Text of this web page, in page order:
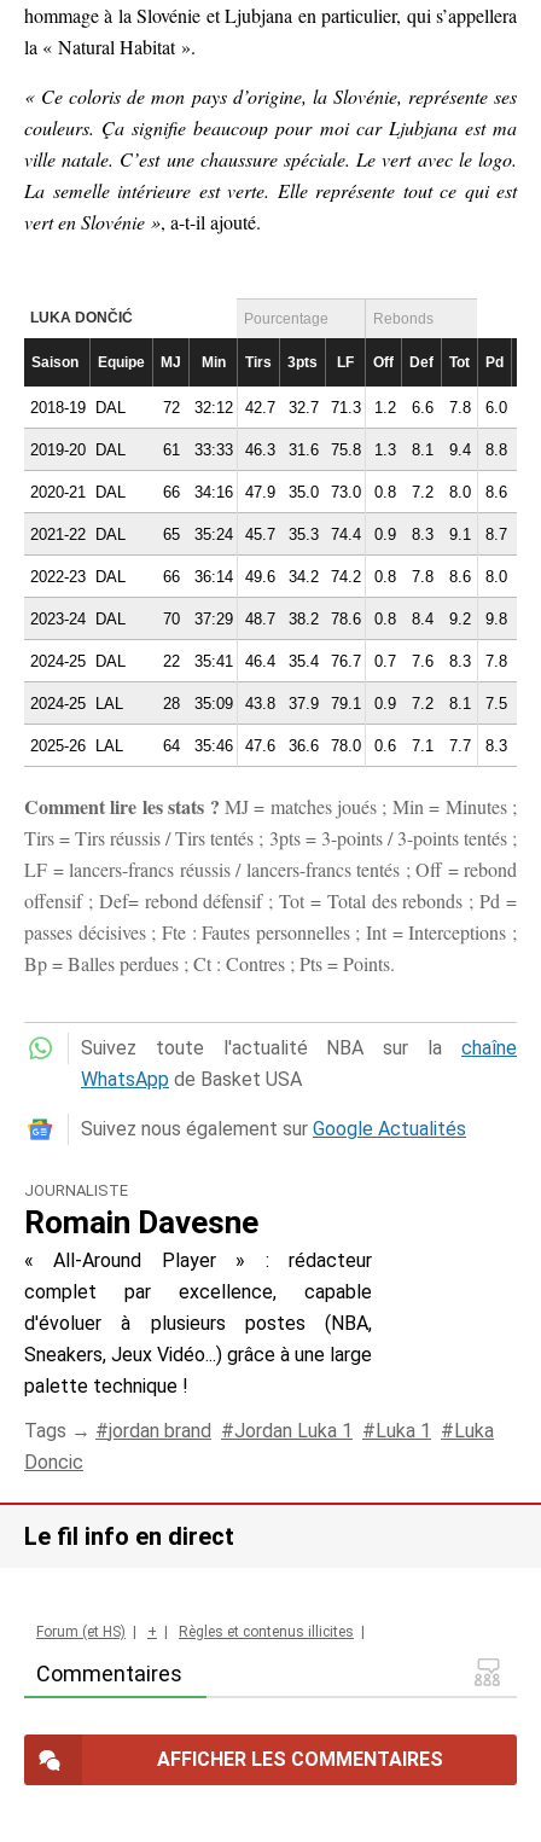
hommage à la Slovénie et Ljubjana en particulier, qui s’appellera
la « Natural Habitat ».
« Ce coloris de mon pays d’origine, la Slovénie, représente ses
couleurs. Ça signifie beaucoup pour moi car Ljubjana est ma
ville natale. C’est une chaussure spéciale. Le vert avec le logo.
La semelle intérieure est verte. Elle représente tout ce qui est
vert en Slovénie », a-t-il ajouté.
LUKA DONČIĆ Pourcentage Rebonds
Saison Equipe MJ Min Tirs 3pts LF Off Def Tot Pd
2018-19 DAL 72 32:12 42.7 32.7 71.3 1.2 6.6 7.8 6.0
2019-20 DAL 61 33:33 46.3 31.6 75.8 1.3 8.1 9.4 8.8
2020-21 DAL 66 34:16 47.9 35.0 73.0 0.8 7.2 8.0 8.6
2021-22 DAL 65 35:24 45.7 35.3 74.4 0.9 8.3 9.1 8.7
2022-23 DAL 66 36:14 49.6 34.2 74.2 0.8 7.8 8.6 8.0
2023-24 DAL 70 37:29 48.7 38.2 78.6 0.8 8.4 9.2 9.8
2024-25 DAL 22 35:41 46.4 35.4 76.7 0.7 7.6 8.3 7.8
2024-25 LAL 28 35:09 43.8 37.9 79.1 0.9 7.2 8.1 7.5
2025-26 LAL 64 35:46 47.6 36.6 78.0 0.6 7.1 7.7 8.3
Comment lire les stats ? MJ = matches joués ; Min = Minutes ;
Tirs = Tirs réussis / Tirs tentés ; 3pts = 3-points / 3-points tentés ;
LF = lancers-francs réussis / lancers-francs tentés ; Off = rebond
offensif ; Def= rebond défensif ; Tot = Total des rebonds ; Pd =
passes décisives ; Fte : Fautes personnelles ; Int = Interceptions ;
Bp = Balles perdues ; Ct : Contres ; Pts = Points.
Suivez toute l'actualité NBA sur la chaîne
WhatsApp de Basket USA
Suivez nous également sur Google Actualités
JOURNALISTE
Romain Davesne
« All-Around Player » : rédacteur
complet par excellence, capable
d'évoluer à plusieurs postes (NBA,
Sneakers, Jeux Vidéo...) grâce à une large
palette technique !
Tags →
jordan brand Jordan Luka 1 Luka 1
Luka
Doncic
Le fil info en direct
Commentaires
Forum (et HS) + Règles et contenus illicites
AFFICHER LES COMMENTAIRES